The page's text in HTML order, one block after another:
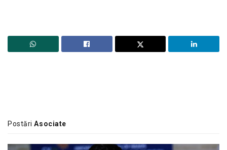
PostăriAsociate